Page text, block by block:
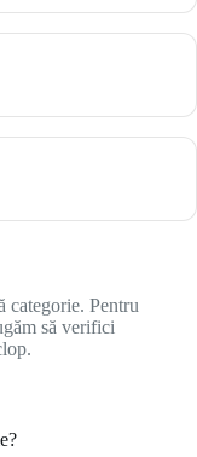
categorie. Pentru
să verifici